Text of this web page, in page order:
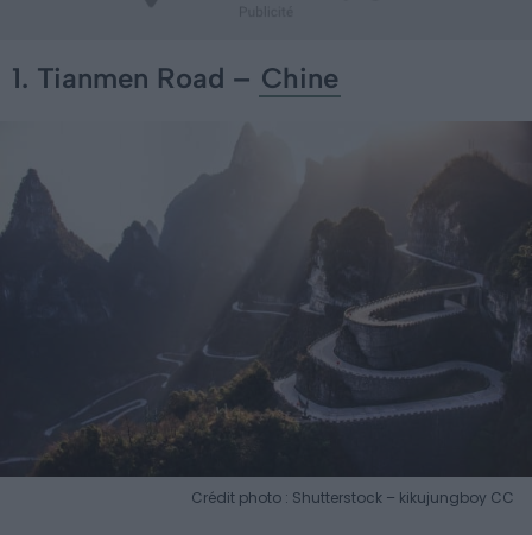
1. Tianmen Road – Chine
Crédit photo : Shutterstock – kikujungboy CC